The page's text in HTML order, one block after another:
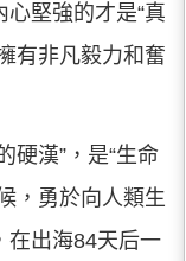
堅強的才是“真
有非凡毅力和奮
硬漢”，是“生命
，勇於向人類生
在出海84天后一